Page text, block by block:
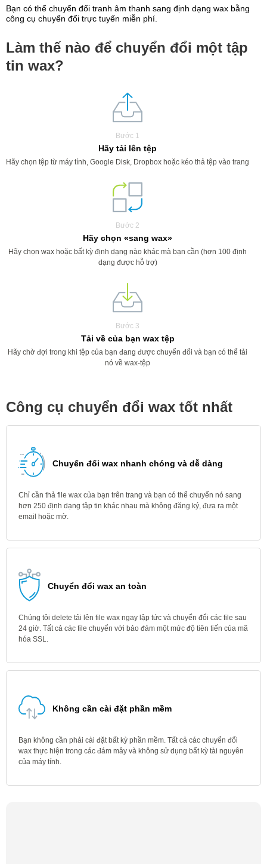
Bạn có thể chuyển đổi tranh âm thanh sang định dạng wax bằng
công cụ chuyển đổi trực tuyến miễn phí.
Làm thế nào để chuyển đổi một tập
tin wax?
Bước 1
Hãy tải lên tệp
Hãy chọn tệp từ máy tính, Google Disk, Dropbox hoặc kéo thả tệp vào trang
Bước 2
Hãy chọn «sang wax»
Hãy chọn wax hoặc bất kỳ định dạng nào khác mà bạn cần (hơn 100 định
dạng được hỗ trợ)
Bước 3
Tải về của bạn wax tệp
Hãy chờ đợi trong khi tệp của bạn đang được chuyển đổi và bạn có thể tải
nó về wax-tệp
Công cụ chuyển đổi wax tốt nhất
Chuyển đổi wax nhanh chóng và dễ dàng
Chỉ cần thả file wax của bạn trên trang và bạn có thể chuyển nó sang
hơn 250 định dạng tập tin khác nhau mà không đăng ký, đưa ra một
email hoặc mờ.
Chuyển đổi wax an toàn
Chúng tôi delete tải lên file wax ngay lập tức và chuyển đổi các file sau
24 giờ. Tất cả các file chuyển với bảo đảm một mức độ tiên tiến của mã
hóa SSL.
Không cần cài đặt phần mềm
Bạn không cần phải cài đặt bất kỳ phần mềm. Tất cả các chuyển đổi
wax thực hiện trong các đám mây và không sử dụng bất kỳ tài nguyên
của máy tính.